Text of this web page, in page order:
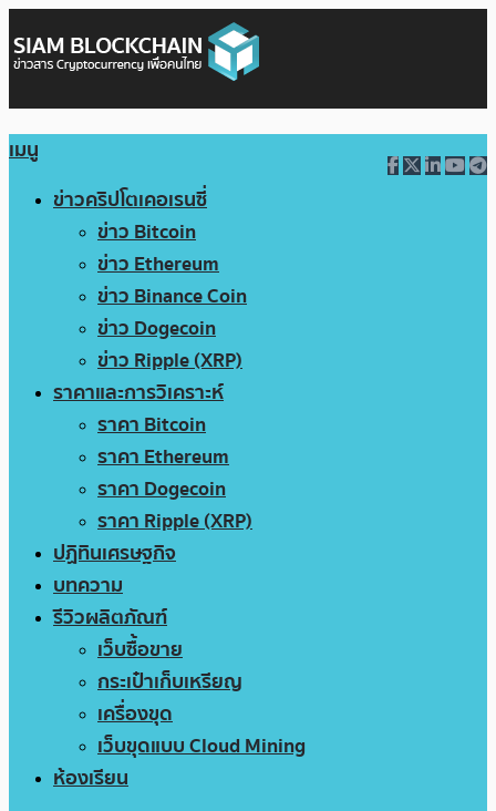
เมนู
ข่าวคริปโตเคอเรนซี่
ข่าว Bitcoin
ข่าว Ethereum
ข่าว Binance Coin
ข่าว Dogecoin
ข่าว Ripple (XRP)
ราคาและการวิเคราะห์
ราคา Bitcoin
ราคา Ethereum
ราคา Dogecoin
ราคา Ripple (XRP)
ปฏิทินเศรษฐกิจ
บทความ
รีวิวผลิตภัณฑ์
เว็บซื้อขาย
กระเป๋าเก็บเหรียญ
เครื่องขุด
เว็บขุดแบบ Cloud Mining
ห้องเรียน